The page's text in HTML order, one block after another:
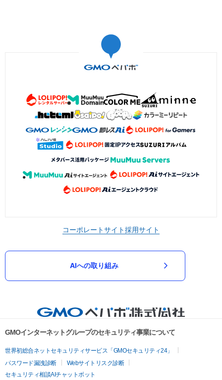
コーポレートサイト採用サイト
AIへの取り組み
GMOインターネットグループのセキュリティ事業について
世界初総合ネットセキュリティサービス「GMOセキュリティ24」
パスワード漏洩診断
Webサイトリスク診断
セキュリティ相談AIチャットボット